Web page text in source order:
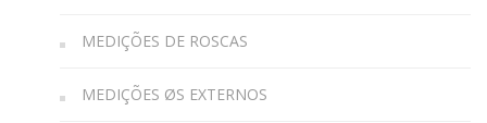
MEDIÇÕES DE ROSCAS
MEDIÇÕES ØS EXTERNOS